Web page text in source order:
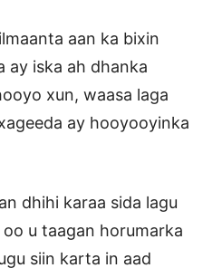
aan ka bixin
ay iska ah dhanka
xun, waasa laga
ay hooyooyinka
dhihi karaa sida lagu
u taagan horumarka
siin karta in aad